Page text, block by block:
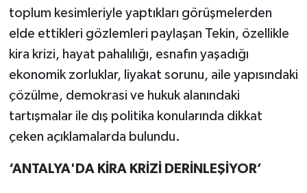
toplum kesimleriyle yaptıkları görüşmelerden
elde ettikleri gözlemleri paylaşan Tekin, özellikle
kira krizi, hayat pahalılığı, esnafın yaşadığı
ekonomik zorluklar, liyakat sorunu, aile yapısındaki
çözülme, demokrasi ve hukuk alanındaki
tartışmalar ile dış politika konularında dikkat
çeken açıklamalarda bulundu.
‘ANTALYA'DA KİRA KRİZİ DERİNLEŞİYOR’